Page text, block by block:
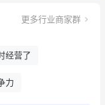
更多行业商家群
经营了
力